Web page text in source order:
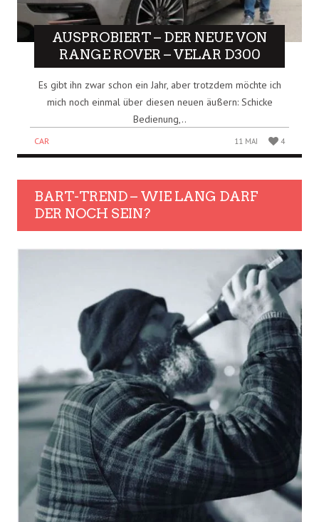
AUSPROBIERT – DER NEUE VON
RANGE ROVER – VELAR D300
Es gibt ihn zwar schon ein Jahr, aber trotzdem möchte ich
mich noch einmal über diesen neuen äußern: Schicke
Bedienung,..
CAR 11 MAI 4
BART-TREND – WIE LANG DARF
DER NOCH SEIN?